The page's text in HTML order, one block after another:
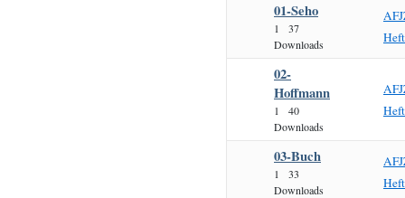
01-Seho
1
37
Downloads
02-
Hoffmann
1
40
Downloads
03-Buch
1
33
Downloads